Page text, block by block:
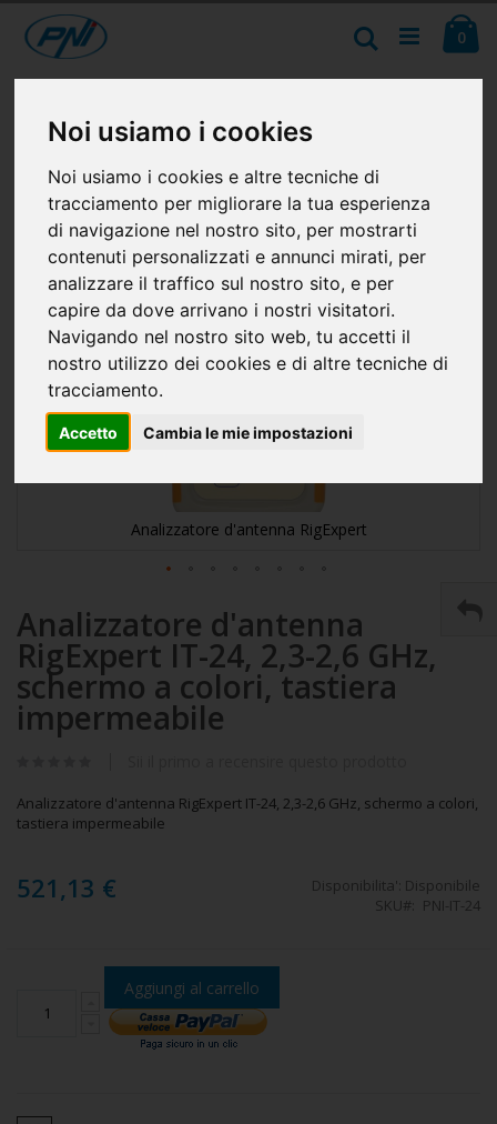
Noi usiamo i cookies
Noi usiamo i cookies e altre tecniche di
tracciamento per migliorare la tua esperienza
di navigazione nel nostro sito, per mostrarti
contenuti personalizzati e annunci mirati, per
analizzare il traffico sul nostro sito, e per
capire da dove arrivano i nostri visitatori.
Navigando nel nostro sito web, tu accetti il
nostro utilizzo dei cookies e di altre tecniche di
tracciamento.
Accetto Cambia le mie impostazioni
Salta
al
contenuto
0
Cerca
galleria
immagini
Analizzatore d'antenna RigExpert
all'inizio
della
galleria
immagini
Analizzatore d'antenna
RigExpert IT-24, 2,3-2,6 GHz,
schermo a colori, tastiera
impermeabile
Analizzatore d'antenna RigExpert IT-24, 2,3-2,6 GHz, schermo a colori,
tastiera impermeabile
521,13 € Disponibilita': Disponibile
SKU
PNI-IT-24
Aggiungi al carrello